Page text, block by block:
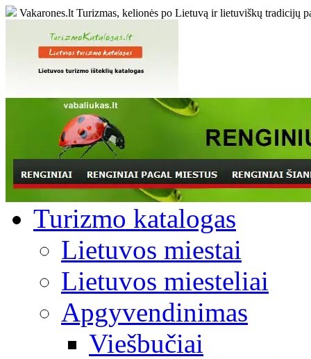
Vakarones.lt Turizmas, kelionės po Lietuvą ir lietuviškų tradicijų
Turizmo katalogas
Lietuvos miestai
Lietuvos miesteliai
Apgyvendinimas
Viešbučiai